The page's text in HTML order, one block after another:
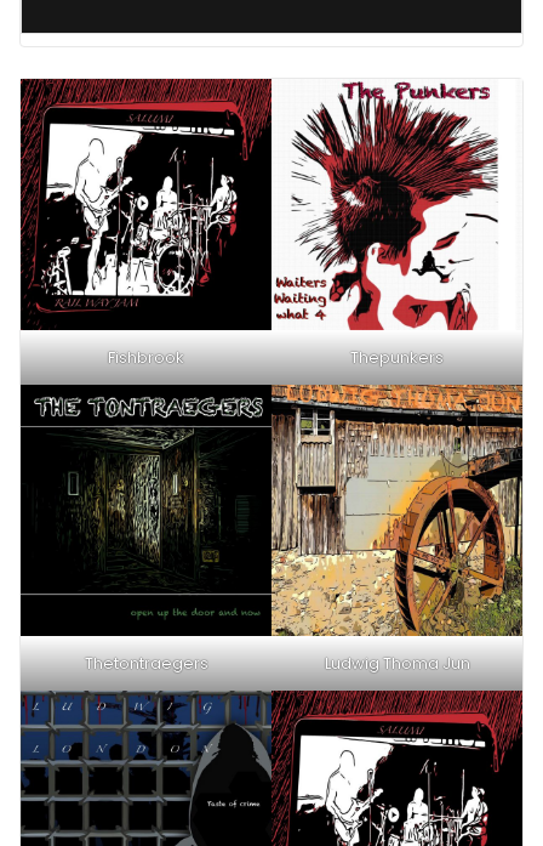
Fishbrook Thepunkers
Thetontraegers Ludwig Thoma Jun